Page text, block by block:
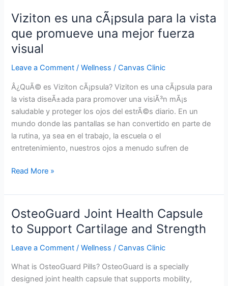
Pamoja
ya
Afya
ili
Ukaidi
na
Kukuza
Mwendo
Laini
Viziton es una cÃ¡psula para la vista
que promueve una mejor fuerza
visual
Leave a Comment /Wellness /Canvas Clinic
Â¿QuÃ© es Viziton cÃ¡psula? Viziton es una cÃ¡psula para
la vista diseÃ±ada para promover una visiÃ³n mÃ¡s
saludable y proteger los ojos del estrÃ©s diario. En un
mundo donde las pantallas se han convertido en parte de
la rutina, ya sea en el trabajo, la escuela o el
entretenimiento, nuestros ojos a menudo sufren de
Viziton
una
cÃ¡psula
para
la
vista
promueve
una
Read More »
OsteoGuard Joint Health Capsule
to Support Cartilage and Strength
Leave a Comment /Wellness /Canvas Clinic
What is OsteoGuard Pills? OsteoGuard is a specially
designed joint health capsule that supports mobility,